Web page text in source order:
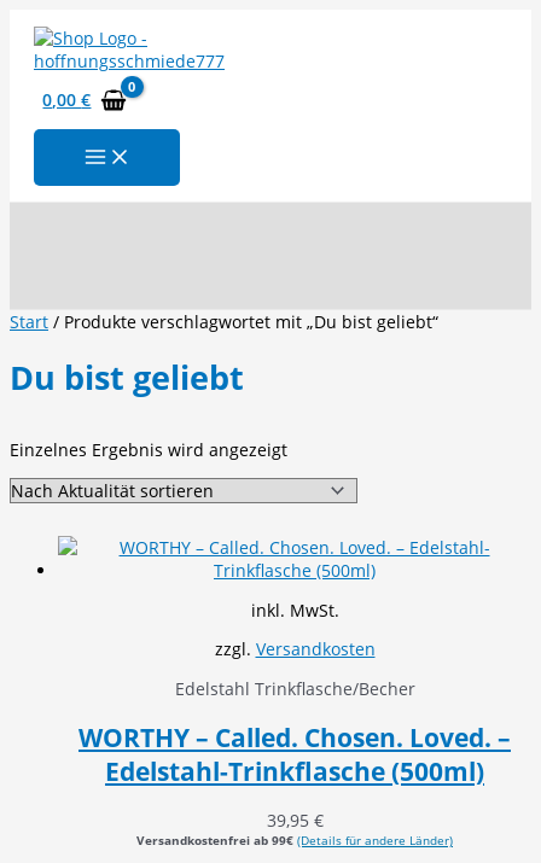
Inhalt
springen
0,00€
Start / Produkte verschlagwortet mit „Du bist geliebt“
Du bist geliebt
Einzelnes Ergebnis wird angezeigt
inkl. MwSt.
zzgl. Versandkosten
Edelstahl Trinkflasche/Becher
WORTHY – Called. Chosen. Loved. –
Edelstahl-Trinkflasche (500ml)
39,95 €
Versandkostenfrei ab 99€ (Details für andere Länder)